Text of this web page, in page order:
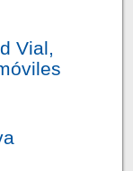
Vial,